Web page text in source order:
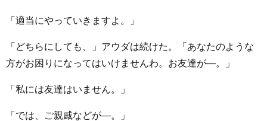
「適当にやっていきますよ。」
「どちらにしても、」アウダは続けた。「あなたのような
方がお困りになってはいけませんわ。お友達が―。」
「私には友達はいません。」
「では、ご親戚などが―。」